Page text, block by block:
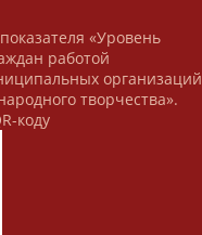
«Уровень
работой
организаций
творчества».
коду